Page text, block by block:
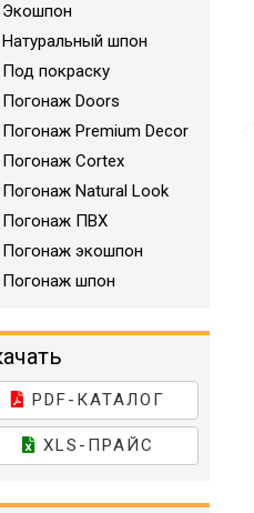
Экошпон
Натуральный шпон
Под покраску
Погонаж Doors
Погонаж Premium Decor
Погонаж Cortex
Погонаж Natural Look
Погонаж ПВХ
Погонаж экошпон
Погонаж шпон
PDF-КАТАЛОГ
XLS-ПРАЙС